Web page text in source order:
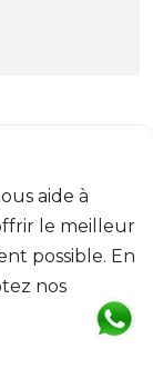
aide à
le meilleur
possible. En
nos